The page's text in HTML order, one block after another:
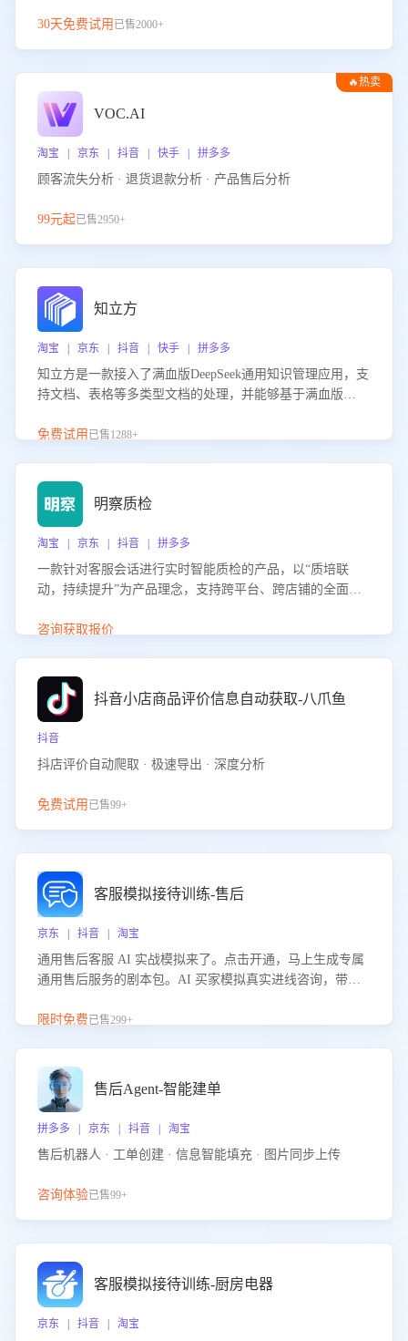
30天免费试用 已售2000+
🔥热卖
VOC.AI
淘宝 | 京东 | 抖音 | 快手 | 拼多多
顾客流失分析 · 退货退款分析 · 产品售后分析
99元起已售2950+
知立方
淘宝 | 京东 | 抖音 | 快手 | 拼多多
知立方是一款接入了满血版DeepSeek通用知识管理应用，支
持文档、表格等多类型文档的处理，并能够基于满血版
识支持，帮助用户高效管理和利用知识资源。通过该产品，
免费试用 已售1288+
明察质检
淘宝 | 京东 | 抖音 | 拼多多
一款针对客服会话进行实时智能质检的产品，以“质培联
动，持续提升”为产品理念，支持跨平台、跨店铺的全面、
升客服团队的销服能力。
咨询获取报价
抖音小店商品评价信息自动获取-八爪鱼
抖音
抖店评价自动爬取 · 极速导出 · 深度分析
免费试用 已售99+
客服模拟接待训练-售后
京东 | 抖音 | 淘宝
通用售后客服 AI 实战模拟来了。点击开通，马上生成专属
通用售后服务的剧本包。AI 买家模拟真实进线咨询，带您
的应对要点，轻松提升服务能力。
限时免费已售299+
售后Agent-智能建单
拼多多 | 京东 | 抖音 | 淘宝
售后机器人 · 工单创建 · 信息智能填充 · 图片同步上传
咨询体验已售99+
客服模拟接待训练-厨房电器
京东 | 抖音 | 淘宝